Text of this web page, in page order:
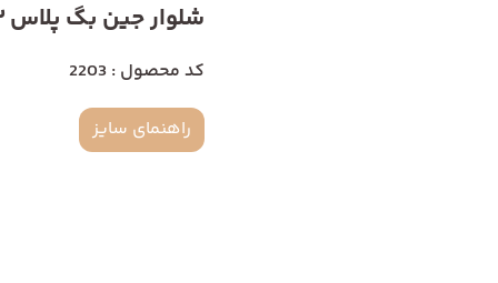
شلوار جین بگ پلاس 2203
کد محصول : 2203
راهنمای سایز